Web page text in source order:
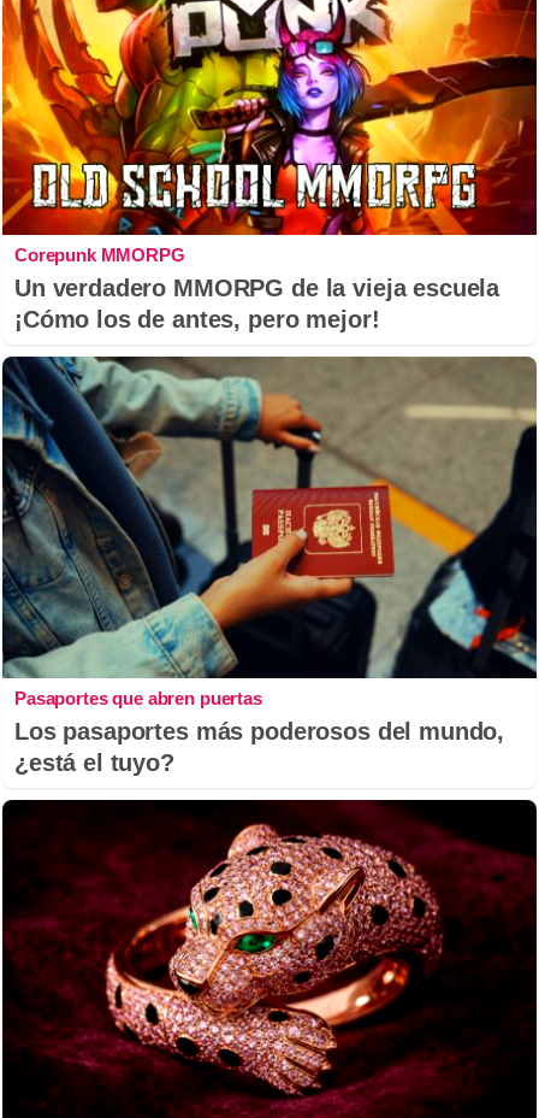
Corepunk MMORPG
Un verdadero MMORPG de la vieja escuela
¡Cómo los de antes, pero mejor!
Pasaportes que abren puertas
Los pasaportes más poderosos del mundo,
¿está el tuyo?